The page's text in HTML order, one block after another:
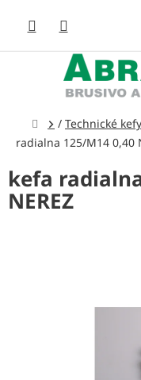
obsah
Domov
/ Technické kefy
radialna 125/M14 0,40
kefa
NEREZ